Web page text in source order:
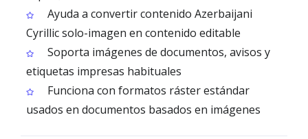
Ayuda a convertir contenido Azerbaijani
Cyrillic solo-imagen en contenido editable
Soporta imágenes de documentos, avisos y
etiquetas impresas habituales
Funciona con formatos ráster estándar
usados en documentos basados en imágenes